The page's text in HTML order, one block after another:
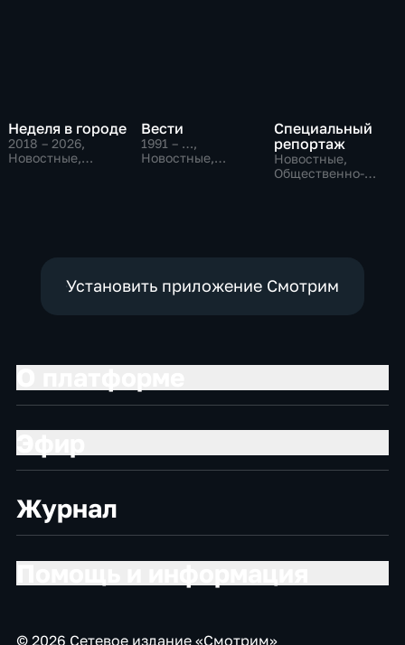
Неделя в городе
2018 – 2026,
Новостные,
Вести
1991 – …,
Новостные,
Специальный
репортаж
Новостные,
Общественно-
Установить приложение Смотрим
Журнал
© 2026 Сетевое издание «Смотрим»